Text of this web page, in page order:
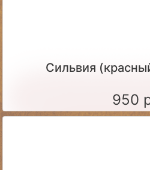
Сильвия
950